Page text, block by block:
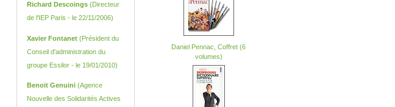
Daniel Pennac, Coffret (6
volumes)
Richard Descoings (Directeur
de l'IEP Paris - le 22/11/2006)
Xavier Fontanet (Président du
Conseil d'administration du
groupe Essilor - le 19/01/2010)
Benoit Genuini (Agence
Nouvelle des Solidarités Actives